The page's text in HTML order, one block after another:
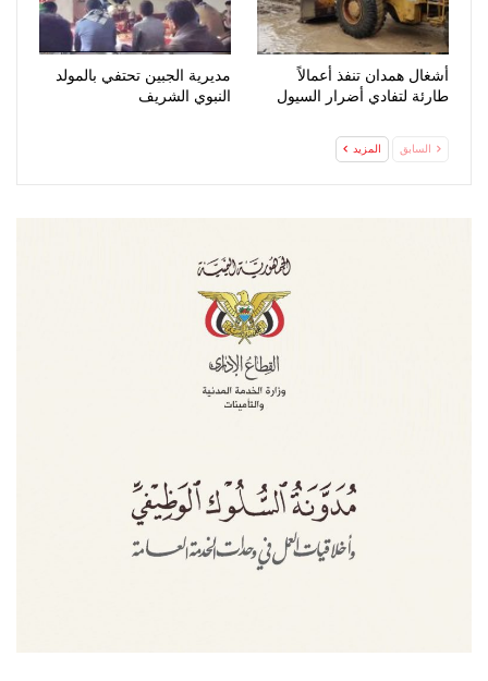
أشغال همدان تنفذ أعمالاً
طارئة لتفادي أضرار السيول
مديرية الجبين تحتفي بالمولد
النبوي الشريف
السابق المزيد